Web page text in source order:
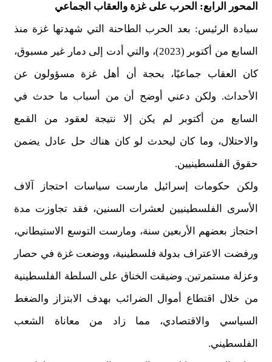
المحور الرابع: الحرب على غزة والعقاب الجماعي
سيادة الرئيس: بعد الحرب الطاحنة التي شهدتها غزة منذ
السابع من أكتوبر (2023)، والتي أدت إلى دمار غير مسبوق،
كان العقاب جماعيًا، بحجة أن أهل غزة مسؤولون عن
الأحداث. ولكن دعني أوضح أن من أسباب ما حدث في
السابع من أكتوبر لم يكن إلا نتيجة لعقود من القمع
والاحتلال، وما كان ليحدث لو كان هناك حل عادل يضمن
حقوق الفلسطينيين.
ولكن حكومات إسرائيل مارست سياسات احتجاز آلاف
الأسرى الفلسطينيين لعشرات السنين، فقد تجاوزت مدة
احتجاز بعضهم الأربعين سنة، ومارست التوسع الاستيطاني،
ورفضت الاعتراف بدولة فلسطينية، ووضعت غزة في حصار
وعزلة مستمرتين. وضيقت الخناق على السلطة الفلسطينية
من خلال اقتطاع أموال الضرائب بهدف الابتزاز والضغط
السياسي والاقتصادي، مما زاد من معاناة الشعب
الفلسطيني.